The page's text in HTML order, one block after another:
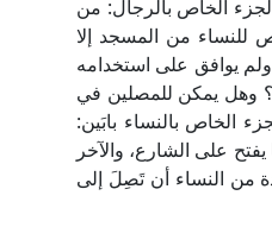
الجزء الخاص بالرجال: من
للنساء من المسجد إلا
يوافق على استخدامه
وهل يمكن للمصلين في
الخاص بالنساء بابَين:
على الشارع، والآخر
من النساء أن تَصِلَ إلى